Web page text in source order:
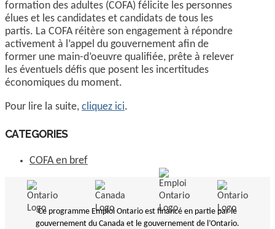
formation des adultes (COFA) félicite les personnes
élues et les candidates et candidats de tous les
partis. La COFA réitère son engagement à répondre
activement à l’appel du gouvernement afin de
former une main-d’oeuvre qualifiée, prête à relever
les éventuels défis que posent les incertitudes
économiques du moment.
Pour lire la suite, cliquez ici.
CATEGORIES
COFA en bref
Ce programme Emploi Ontario est financé en partie par le
gouvernement du Canada et le gouvernement de l’Ontario.